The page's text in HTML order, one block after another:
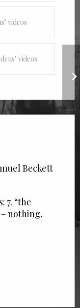
videos
videos
Beckett
7. “the
nothing​,​